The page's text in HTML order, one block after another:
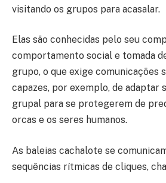
visitando os grupos para acasalar.
Elas são conhecidas pelo seu
comportamento social e tomada
grupo, o que exige comunicações
capazes, por exemplo, de adaptar
grupal para se protegerem de
orcas e os seres humanos.
As baleias cachalote se
sequências rítmicas de cliques,